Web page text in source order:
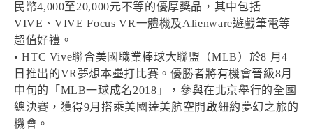
民幣4,000至20,000元不等的優厚獎品，其中包括
VIVE、VIVE Focus VR一體機及Alienware遊戲筆電等
超值好禮。
• HTC Vive聯合美國職業棒球大聯盟（MLB）於8 月4
日推出的VR夢想本壘打比賽。優勝者將有機會晉級8月
中旬的「MLB一球成名2018」，參與在北京舉行的全國
總決賽，獲得9月搭乘美國達美航空開啟紐約夢幻之旅的
機會。